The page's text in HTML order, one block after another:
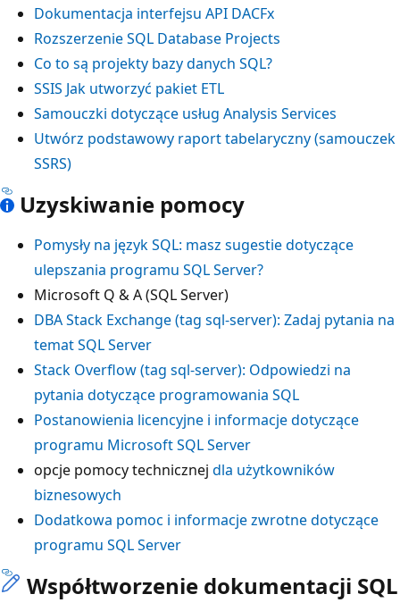
Dokumentacja interfejsu API DACFx
Rozszerzenie SQL Database Projects
Co to są projekty bazy danych SQL?
SSIS Jak utworzyć pakiet ETL
Samouczki dotyczące usług Analysis Services
Utwórz podstawowy raport tabelaryczny (samouczek
SSRS)
Uzyskiwanie pomocy
Pomysły na język SQL: masz sugestie dotyczące
ulepszania programu SQL Server?
Microsoft Q & A (SQL Server)
DBA Stack Exchange (tag sql-server): Zadaj pytania na
temat SQL Server
Stack Overflow (tag sql-server): Odpowiedzi na
pytania dotyczące programowania SQL
Postanowienia licencyjne i informacje dotyczące
programu Microsoft SQL Server
opcje pomocy technicznej dla użytkowników
biznesowych
Dodatkowa pomoc i informacje zwrotne dotyczące
programu SQL Server
Współtworzenie dokumentacji SQL